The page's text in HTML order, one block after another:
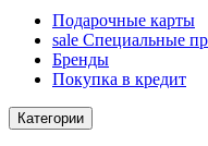
Подарочные карты
sale Специальные
Бренды
Покупка в кредит
Категории